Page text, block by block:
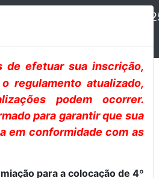
de efetuar sua inscrição,
regulamento atualizado,
podem ocorrer.
para garantir que sua
em conformidade com as
para a colocação de 4º
PRIX DANCE FESTIVAL
o Evento